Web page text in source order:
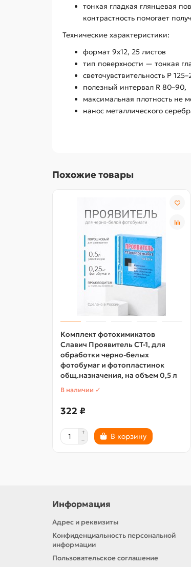
тонкая гладкая глянцевая
контрастность помогает
Технические характеристики:
формат 9х12, 25 листов
тип поверхности — тонкая
светочувствительность Р
полезный интервал R 80–90,
максимальная плотность не
нанос металлического
Похожие товары
Комплект фотохимикатов
Славич Проявитель СТ-1, для
обработки черно-белых
фотобумаг и фотопластинок
общ.назначения, на объем 0,5 л
В наличии ✓
322 ₽
В корзину
Информация
Адрес и реквизиты
Конфиденциальность персональной
информации
Пользовательское соглашение